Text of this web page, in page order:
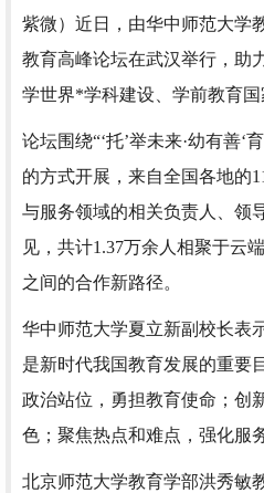
紫微） 近日，由华中师范大学
教育高峰论坛在武汉举行，助
学世界*学科建设、学前教育国
论坛围绕“‘托’举未来·幼有善‘
的方式开展，来自全国各地的
与服务领域的相关负责人、领
见，共计1.37万余人相聚于云
之间的合作新路径。
华中师范大学夏立新副校长表
是新时代我国教育发展的重要
政治站位，勇担教育使命；创
色；聚焦热点和难点，强化服
北京师范大学教育学部洪秀敏